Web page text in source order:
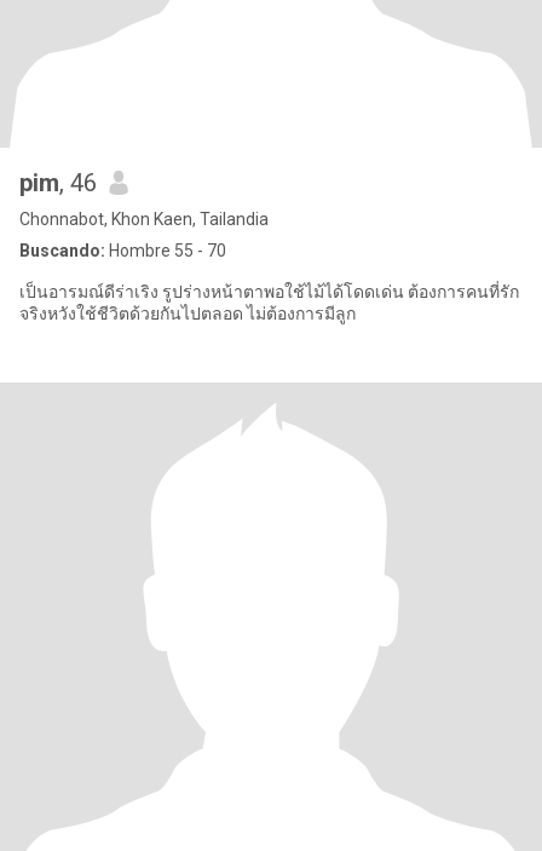
pim, 46
Chonnabot, Khon Kaen, Tailandia
Buscando: Hombre 55 - 70
เป็นอารมณ์ดีร่าเริง รูปร่างหน้าตาพอใช้ไม้ได้โดดเด่น ต้องการคนที่รัก
จริงหวังใช้ชีวิตด้วยกันไปตลอด ไม่ต้องการมีลูก